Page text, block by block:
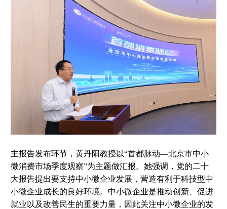
主报告发布环节，黄丹阳教授以“首都脉动—北京市中小
微消费市场季度观察”为主题做汇报。她强调，党的二十
大报告提出要支持中小微企业发展，营造有利于科技型中
小微企业成长的良好环境。中小微企业是推动创新、促进
就业以及改善民生的重要力量，因此关注中小微企业的发